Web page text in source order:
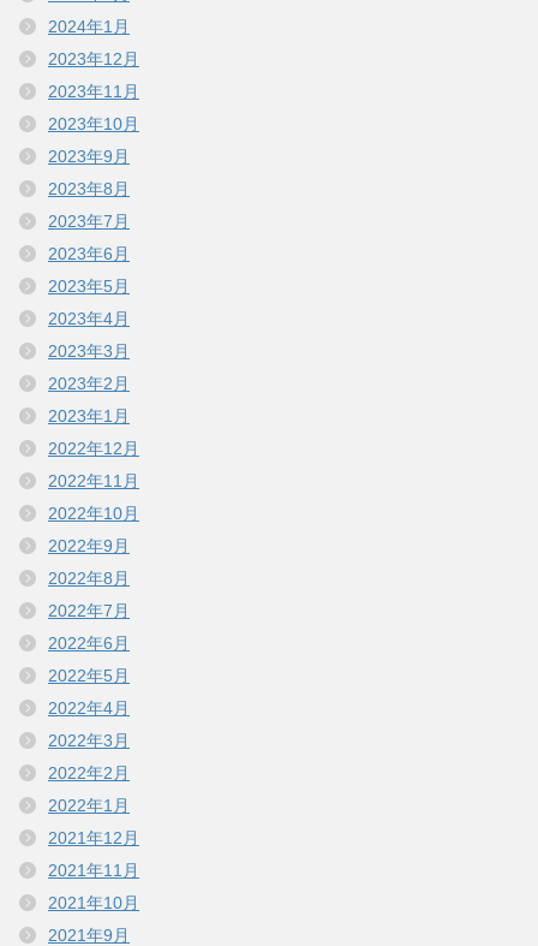
2024年1月
2023年12月
2023年11月
2023年10月
2023年9月
2023年8月
2023年7月
2023年6月
2023年5月
2023年4月
2023年3月
2023年2月
2023年1月
2022年12月
2022年11月
2022年10月
2022年9月
2022年8月
2022年7月
2022年6月
2022年5月
2022年4月
2022年3月
2022年2月
2022年1月
2021年12月
2021年11月
2021年10月
2021年9月